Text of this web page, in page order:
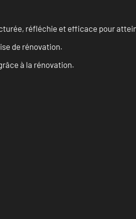
réfléchie et efficace pour
de rénovation.
à la rénovation.